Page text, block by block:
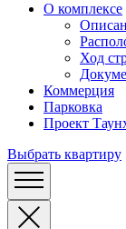
О комплексе
Ход
Коммерция
Парковка
Проект
Выбрать квартиру